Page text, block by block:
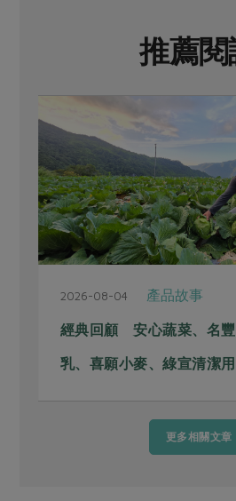
推薦閱
2026-08-04 產品故事
經典回顧 安心蔬菜、名
乳、喜願小麥、綠宣清潔
更多相關文章